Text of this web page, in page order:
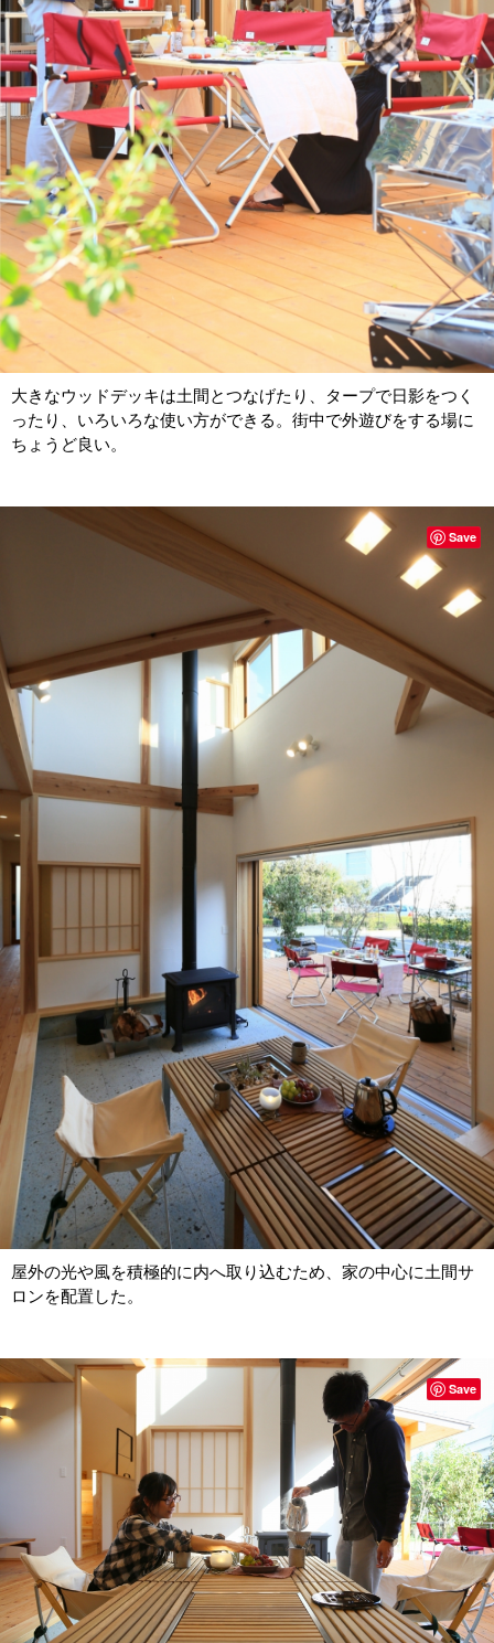
大きなウッドデッキは土間とつなげたり、タープで日影をつく
ったり、いろいろな使い方ができる。街中で外遊びをする場に
ちょうど良い。
屋外の光や風を積極的に内へ取り込むため、家の中心に土間サ
ロンを配置した。
Save
Save